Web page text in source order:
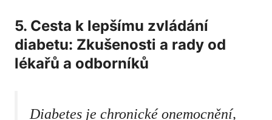
5. Cesta k lepšímu ⁢zvládání
⁢diabetu: ⁢Zkušenosti a rady od
lékařů a odborníků
Diabetes je chronické⁢ onemocnění,​